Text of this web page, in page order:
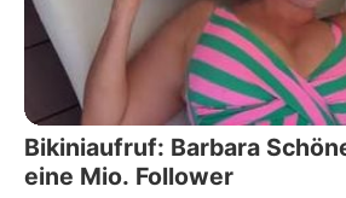
Bikiniaufruf: Barbara
eine Mio. Follower